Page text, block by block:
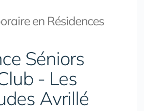
en Résidences
Séniors
- Les
Avrillé